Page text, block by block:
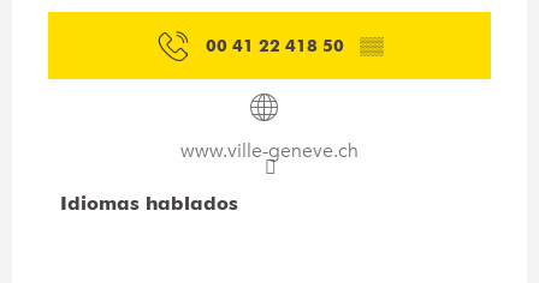
00 41 22 418 50 ▒▒
www.ville-geneve.ch
Idiomas hablados
Idiomas hablados